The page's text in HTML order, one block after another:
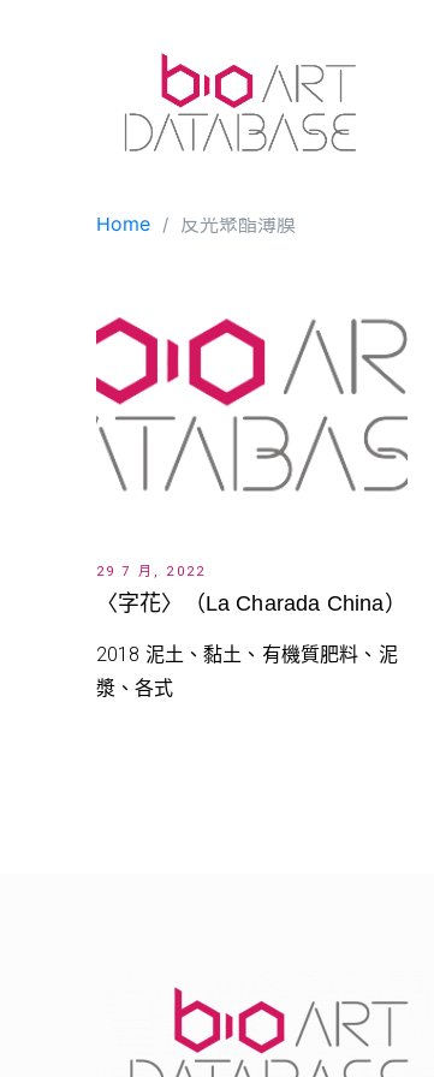
Home 反光聚酯薄膜
29 7 月, 2022
〈字花〉（La Charada China）
2018 泥土、黏土、有機質肥料、泥
漿、各式